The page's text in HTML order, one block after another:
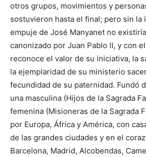
otros grupos, movimientos y
sostuvieron hasta el final; pero sin la
empuje de José Manyanet no
canonizado por Juan Pablo II, y con
reconoce el valor de su iniciativa, la
la ejemplaridad de su ministerio
fecundidad de su paternidad. Fundó
una masculina (Hijos de la Sagrada
femenina (Misioneras de la Sagrada
por Europa, África y América, con
de las grandes ciudades y en el
Barcelona, Madrid, Alcobendas,